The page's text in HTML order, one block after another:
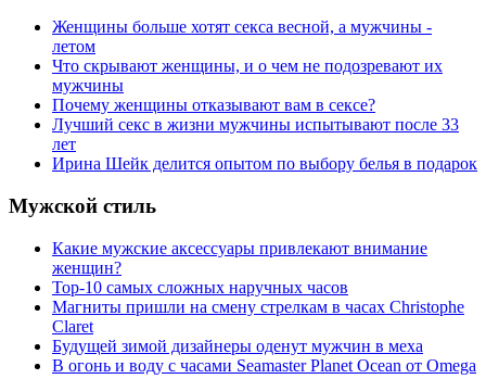
Женщины больше хотят секса весной, а мужчины -
летом
Что скрывают женщины, и о чем не подозревают их
мужчины
Почему женщины отказывают вам в сексе?
Лучший секс в жизни мужчины испытывают после 33
лет
Ирина Шейк делится опытом по выбору белья в подарок
Мужской стиль
Какие мужские аксессуары привлекают внимание
женщин?
Top-10 самых сложных наручных часов
Магниты пришли на смену стрелкам в часах Christophe
Claret
Будущей зимой дизайнеры оденут мужчин в меха
В огонь и воду с часами Seamaster Planet Ocean от Omega